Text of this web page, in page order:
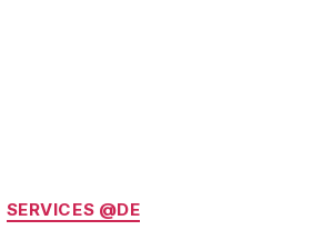
Categories
SERVICES @DE